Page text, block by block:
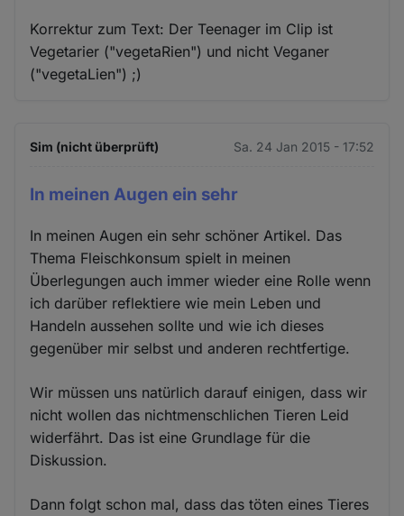
Korrektur zum Text: Der Teenager im Clip ist
Vegetarier ("vegetaRien") und nicht Veganer
("vegetaLien") ;)
Sim (nicht überprüft) Sa. 24 Jan 2015 - 17:52
In meinen Augen ein sehr
In meinen Augen ein sehr schöner Artikel. Das
Thema Fleischkonsum spielt in meinen
Überlegungen auch immer wieder eine Rolle wenn
ich darüber reflektiere wie mein Leben und
Handeln aussehen sollte und wie ich dieses
gegenüber mir selbst und anderen rechtfertige.
Wir müssen uns natürlich darauf einigen, dass wir
nicht wollen das nichtmenschlichen Tieren Leid
widerfährt. Das ist eine Grundlage für die
Diskussion.
Dann folgt schon mal, dass das töten eines Tieres